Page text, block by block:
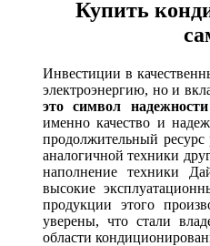
Купить
Инвестиции в
электроэнергию, но и
это символ
именно качество и
продолжительный ресурс
аналогичной техники
наполнение техники
высокие
продукции этого
уверены, что стали
области